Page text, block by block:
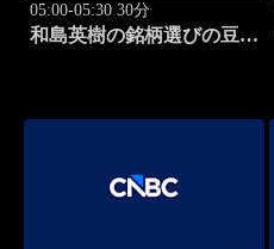
05:00-05:30 30分
和島英樹の銘柄選びの豆知